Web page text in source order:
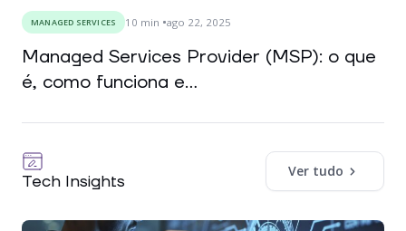
MANAGED SERVICES 10 min ago 22, 2025
Managed Services Provider (MSP): o que
é, como funciona e...
Tech Insights
Ver tudo